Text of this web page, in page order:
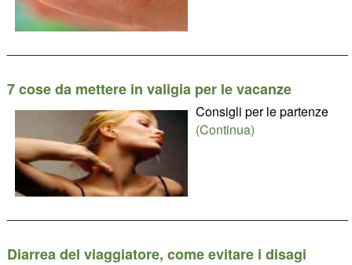
7 cose da mettere in valigia per le vacanze
Consigli per le partenze
(Continua)
Diarrea del viaggiatore, come evitare i disagi